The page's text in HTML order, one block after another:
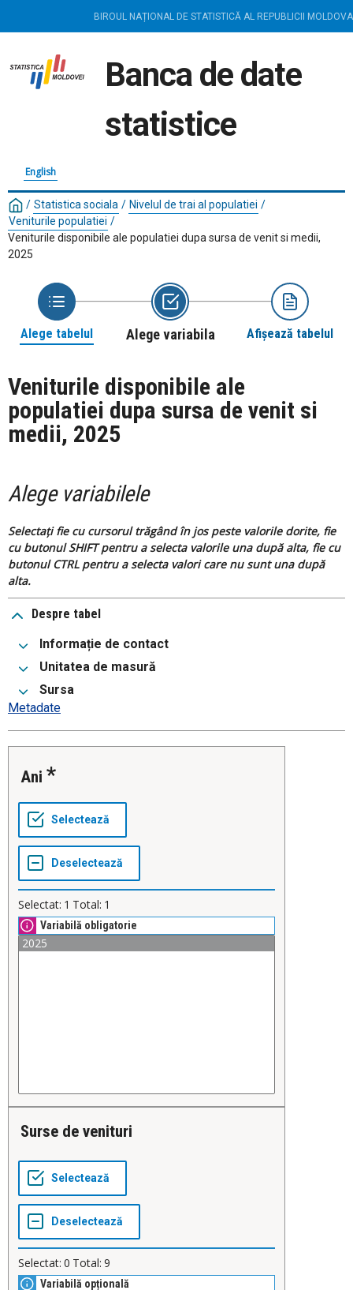
BIROUL NAȚIONAL DE STATISTICĂ AL REPUBLICII MOLDOVA
Banca de date
statistice
English
/ Statistica sociala / Nivelul de trai al populatiei /
Veniturile populatiei /
Veniturile disponibile ale populatiei dupa sursa de venit si medii,
2025
Alege tabelul Alege variabila Afișează tabelul
Veniturile disponibile ale
populatiei dupa sursa de venit si
medii, 2025
Alege variabilele
Selectați fie cu cursorul trăgând în jos peste valorile dorite, fie
cu butonul SHIFT pentru a selecta valorile una după alta, fie cu
butonul CTRL pentru a selecta valori care nu sunt una după
alta.
Despre tabel
Informație de contact
Unitatea de masură
Sursa
Metadate
Ani
Selectat: 1 Total: 1
Variabilă obligatorie
Surse de venituri
Selectat: 0 Total: 9
Variabilă opțională